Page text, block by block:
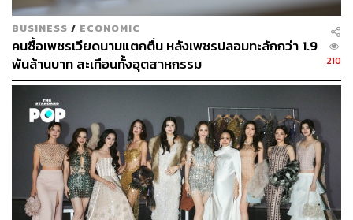
BUSINESS / ECONOMIC
คนซื้อเพชรเวียดนามแตกตื่น หลังเพชรปลอมทะลักกว่า 1.9
พันล้านบาท สะเทือนทั้งอุตสาหกรรม
210